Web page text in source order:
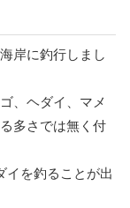
岸に釣行しまし
、ヘダイ、マメ
多さでは無く付
イを釣ることが出